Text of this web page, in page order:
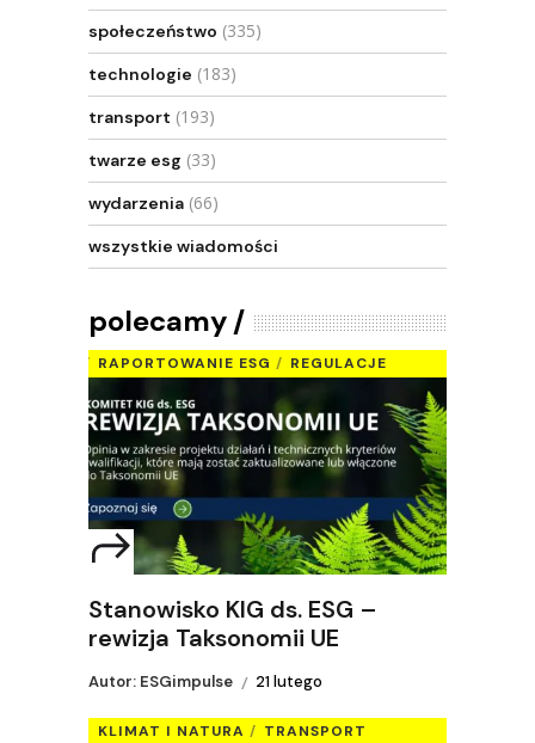
społeczeństwo (335)
technologie (183)
transport (193)
twarze esg (33)
wydarzenia (66)
wszystkie wiadomości
polecamy
RAPORTOWANIE ESG REGULACJE
Stanowisko KIG ds. ESG –
rewizja Taksonomii UE
Autor: ESGimpulse 21 lutego
KLIMAT I NATURA TRANSPORT